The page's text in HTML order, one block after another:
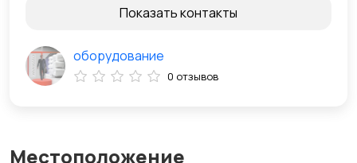
Местоположение
Показать контакты
оборудование
0 отзывов